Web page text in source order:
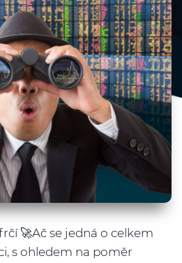
🚀Ač se jedná o celkem
s ohledem na poměr